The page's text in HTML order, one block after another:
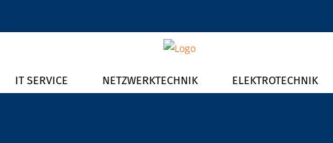
IT SERVICE NETZWERKTECHNIK ELEKTROTECHNIK